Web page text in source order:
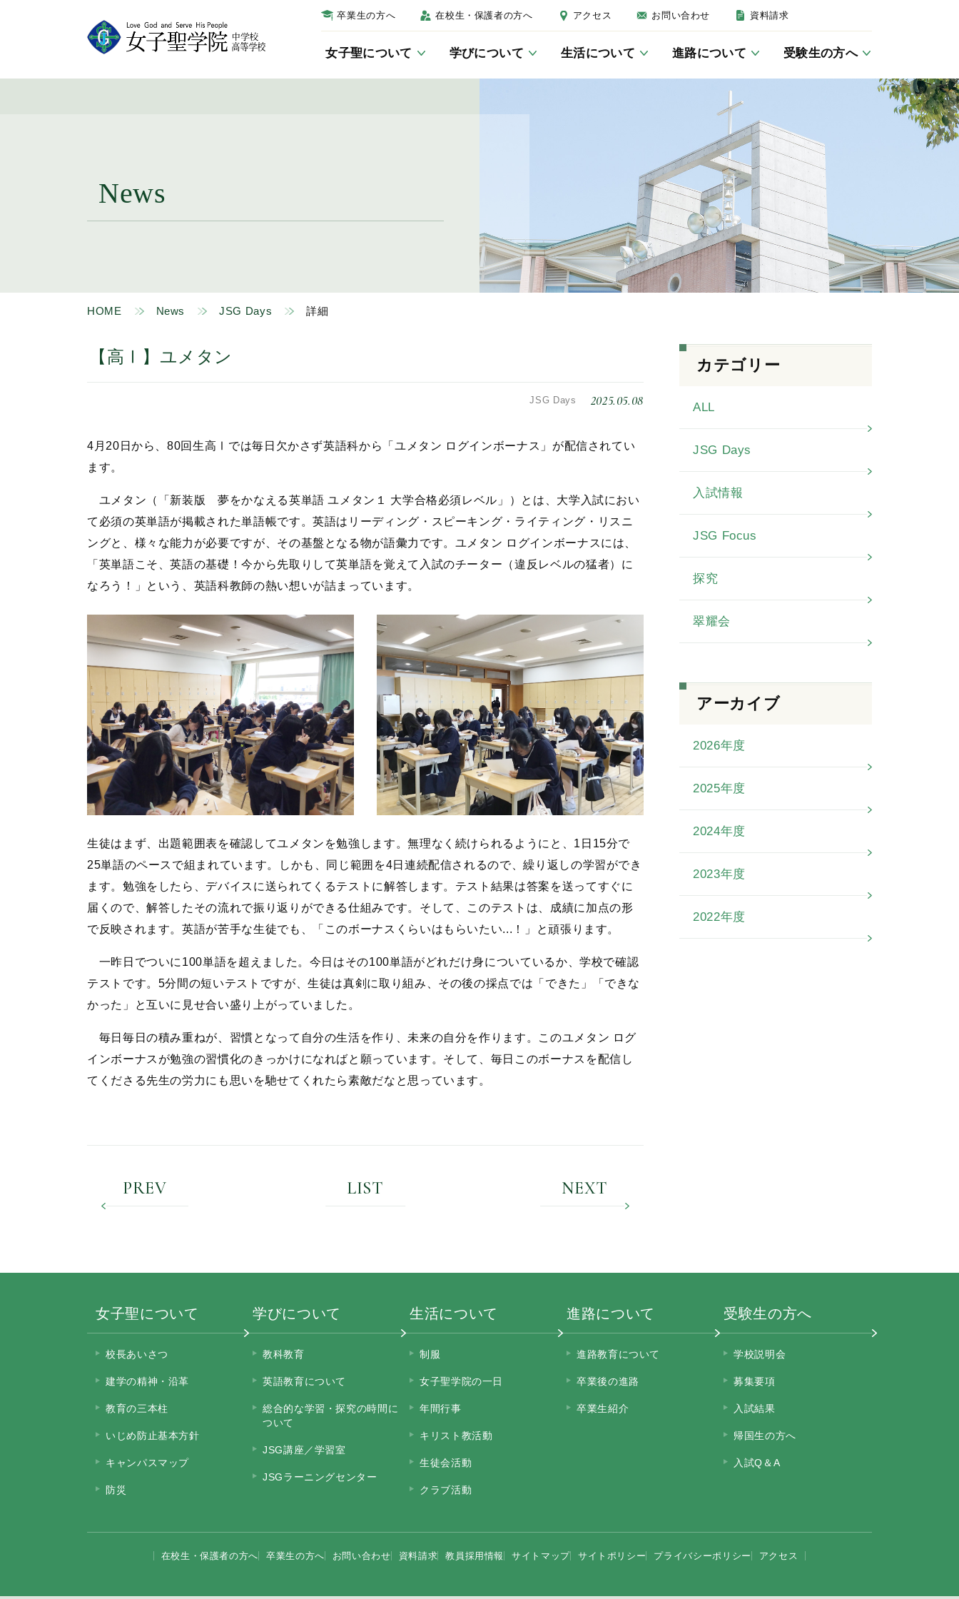
卒業生の方へ 在校生・保護者の方へ アクセス お問い合わせ 資料請求
女子聖について
建学の精神・沿革
教育の三本柱 いじめ防止基本方針
キャンパスマップ 防災
学びについて
英語教育について
総合的な学習・探究の時間につ
いて
JSG講座／学習室
JSGラーニングセンター
生活について
女子聖学院の一日
年間行事 キリスト教活動
生徒会活動 クラブ活動
進路について
卒業後の進路
卒業生紹介
受験生の方へ
募集要項
入試結果 帰国生の方へ
入試Q＆A
News
HOME News JSG Days 詳細
【高Ⅰ】ユメタン
JSG Days 2025.05.08
4月20日から、80回生高Ⅰでは毎日欠かさず英語科から「ユメタン ログインボーナス」が配信されてい
ます。
ユメタン（「新装版 夢をかなえる英単語 ユメタン１ 大学合格必須レベル」）とは、大学入試におい
て必須の英単語が掲載された単語帳です。英語はリーディング・スピーキング・ライティング・リスニ
ングと、様々な能力が必要ですが、その基盤となる物が語彙力です。ユメタン ログインボーナスには、
「英単語こそ、英語の基礎！今から先取りして英単語を覚えて入試のチーター（違反レベルの猛者）に
なろう！」という、英語科教師の熱い想いが詰まっています。
生徒はまず、出題範囲表を確認してユメタンを勉強します。無理なく続けられるようにと、1日15分で
25単語のペースで組まれています。しかも、同じ範囲を4日連続配信されるので、繰り返しの学習ができ
ます。勉強をしたら、デバイスに送られてくるテストに解答します。テスト結果は答案を送ってすぐに
届くので、解答したその流れで振り返りができる仕組みです。そして、このテストは、成績に加点の形
で反映されます。英語が苦手な生徒でも、「このボーナスくらいはもらいたい...！」と頑張ります。
一昨日でついに100単語を超えました。今日はその100単語がどれだけ身についているか、学校で確認
テストです。5分間の短いテストですが、生徒は真剣に取り組み、その後の採点では「できた」「できな
かった」と互いに見せ合い盛り上がっていました。
毎日毎日の積み重ねが、習慣となって自分の生活を作り、未来の自分を作ります。このユメタン ログ
インボーナスが勉強の習慣化のきっかけになればと願っています。そして、毎日このボーナスを配信し
てくださる先生の労力にも思いを馳せてくれたら素敵だなと思っています。
PREV LIST NEXT
カテゴリー
ALL
JSG Days
入試情報
JSG Focus
探究
翠耀会
アーカイブ
2026年度
2025年度
2024年度
2023年度
2022年度
女子聖について
校長あいさつ
建学の精神・沿革
教育の三本柱
いじめ防止基本方針
キャンパスマップ
防災
学びについて
教科教育
英語教育について
総合的な学習・探究の時間に
ついて
JSG講座／学習室
JSGラーニングセンター
生活について
制服
女子聖学院の一日
年間行事
キリスト教活動
生徒会活動
クラブ活動
進路について
進路教育について
卒業後の進路
卒業生紹介
受験生の方へ
学校説明会
募集要項
入試結果
帰国生の方へ
入試Q＆A
在校生・保護者の方へ 卒業生の方へ お問い合わせ 資料請求 教員採用情報 サイトマップ サイトポリシー プライバシーポリシー アクセス